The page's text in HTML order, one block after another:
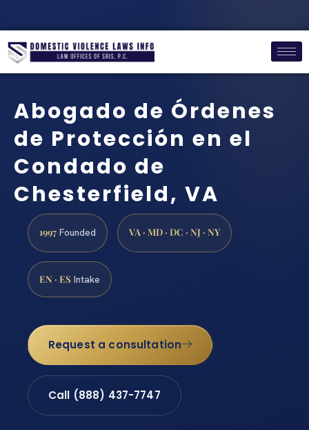
Abogado de Órdenes
de Protección en el
Condado de
Chesterfield, VA
1997 Founded VA · MD · DC · NJ · NY
EN · ES Intake
Request a consultation
Call (888) 437-7747